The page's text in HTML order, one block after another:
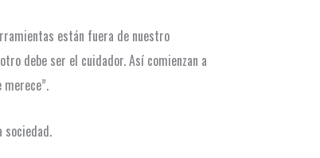
están fuera de nuestro
debe ser el cuidador. Así comienzan a
sociedad.